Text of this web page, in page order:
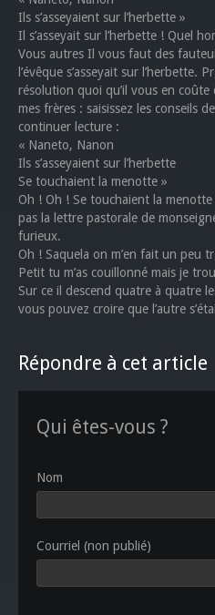
Ils s’asseyaient sur l’herbette »
Il s’asseyait sur l’herbette ! Quel
Vous autres Il vous faut des
l’évêque s’asseyait sur l’herbette.
résolution quoi qu’il vous en coûte
mes frères : saisissez les conseils
continuer lecture :
« Naneto, Nanon
Ils s’asseyaient sur l’herbette
Se touchaient la menotte »
Oh ! Oh ! Se touchaient la menotte
pas la lettre pastorale de
furieux.
Oh ! Saquela on m’en fait un peu
Petit tu m’as couillonné mais je
Sur ce il descend quatre à quatre
vous pouvez croire que l’autre
Répondre à cet article
Qui êtes-vous ?
Nom
Courriel (non publié)